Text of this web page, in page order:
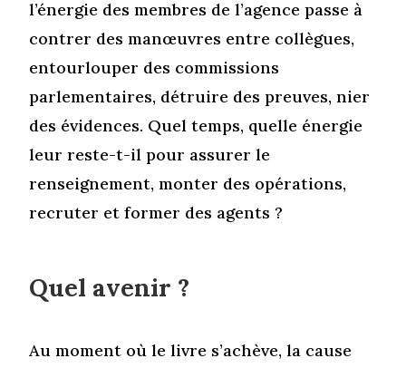
l’énergie des membres de l’agence passe à
contrer des manœuvres entre collègues,
entourlouper des commissions
parlementaires, détruire des preuves, nier
des évidences. Quel temps, quelle énergie
leur reste-t-il pour assurer le
renseignement, monter des opérations,
recruter et former des agents ?
Quel avenir ?
Au moment où le livre s’achève, la cause